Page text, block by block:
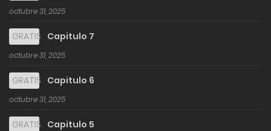
octubre 31, 2025
GRATIS Capitulo 7
octubre 31, 2025
GRATIS Capitulo 6
octubre 31, 2025
GRATIS Capitulo 5